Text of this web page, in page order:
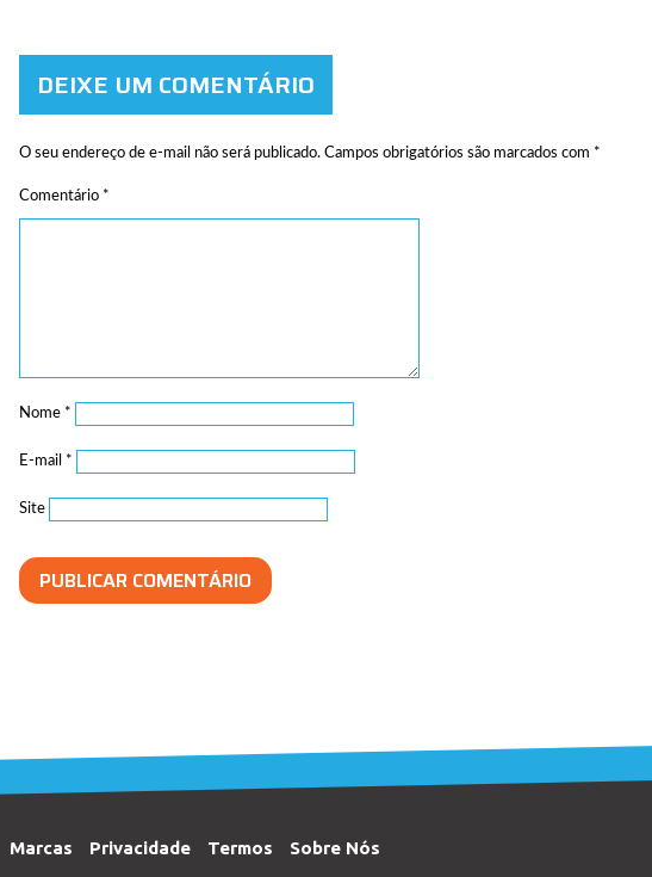
DEIXE UM COMENTÁRIO
O seu endereço de e-mail não será publicado. Campos obrigatórios são marcados com *
Comentário *
Nome *
E-mail *
Site
Marcas Privacidade Termos Sobre Nós